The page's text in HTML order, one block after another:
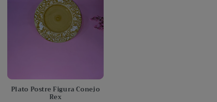
Plato Postre Figura Conejo
Rex